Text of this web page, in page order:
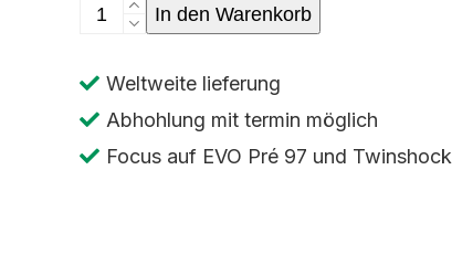
1981-
Kawasaki
175
250
In den Warenkorb
Weltweite lieferung
Abhohlung mit termin möglich
Focus auf EVO Pré 97 und Twinshock